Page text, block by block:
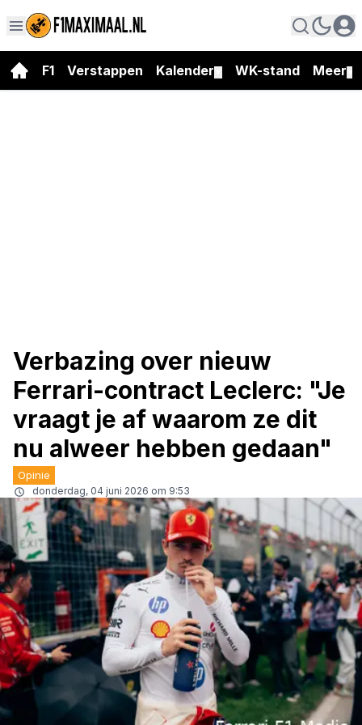
F1 Verstappen Kalender WK-stand Meer
Verbazing over nieuw
Ferrari-contract Leclerc: "Je
vraagt je af waarom ze dit
nu alweer hebben gedaan"
Opinie
donderdag, 04 juni 2026 om 9:53